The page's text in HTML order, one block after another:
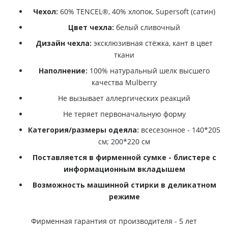
Чехол: 60% TENCEL®, 40% хлопок, Supersoft (сатин)
Цвет чехла: белый сливочный
Дизайн чехла: эксклюзивная стёжка, кант в цвет
ткани
Наполнение: 100% натуральный шелк высшего
качества Mulberry
Не вызывает аллергических реакций
Не теряет первоначальную форму
Категория/размеры одеяла: всесезонное - 140*205
см; 200*220 см
Поставляется в фирменной сумке - блистере с
информационным вкладышем
Возможность машинной стирки в деликатном
режиме
Фирменная гарантия от производителя - 5 лет